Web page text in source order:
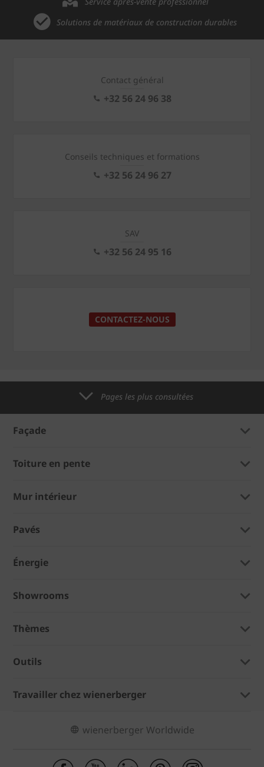
Solutions de matériaux de construction durables
Contact général
+32 56 24 96 38
Conseils techniques et formations
+32 56 24 96 27
SAV
+32 56 24 95 16
CONTACTEZ-NOUS
Pages les plus consultées
Façade
Toiture en pente
Mur intérieur
Pavés
Énergie
Showrooms
Thèmes
Outils
Travailler chez wienerberger
wienerberger Worldwide